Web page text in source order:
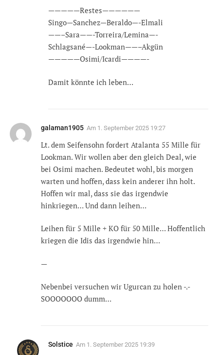
—————Restes——————
Singo—Sanchez—Beraldo—-Elmali
——–Sara——-Torreira/Lemina—-
Schlagsané—-Lookman——–Akgün
—————Osimi/Icardi————-
Damit könnte ich leben…
galaman1905 Am 1. September 2025 19:27
Lt. dem Seifensohn fordert Atalanta 55 Mille für
Lookman. Wir wollen aber den gleich Deal, wie
bei Osimi machen. Bedeutet wohl, bis morgen
warten und hoffen, dass kein anderer ihn holt.
Hoffen wir mal, dass sie das irgendwie
hinkriegen… Und dann leihen…
Leihen für 5 Mille + KO für 50 Mille… Hoffentlich
kriegen die Idis das irgendwie hin…
—
Nebenbei versuchen wir Ugurcan zu holen -.-
SOOOOOOO dumm…
Solstice Am 1. September 2025 19:39